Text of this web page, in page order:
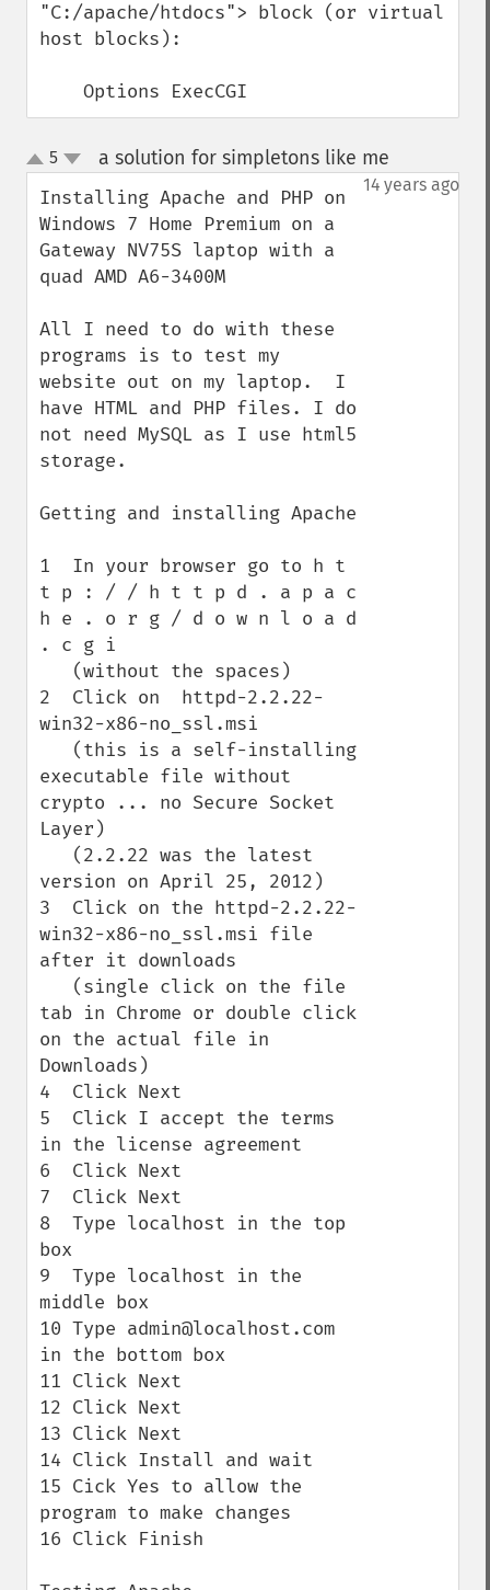
"C:/apache/htdocs"> block (or virtual
host blocks):
    Options ExecCGI
up
down
5 a solution for simpletons like me
14 years ago
Installing Apache and PHP on
Windows 7 Home Premium on a
Gateway NV75S laptop with a
quad AMD A6-3400M
All I need to do with these
programs is to test my
website out on my laptop.  I
have HTML and PHP files. I do
not need MySQL as I use html5
storage.
Getting and installing Apache
1  In your browser go to h t
t p : / / h t t p d . a p a c
h e . o r g / d o w n l o a d
. c g i
2  Click on  httpd-2.2.22-
win32-x86-no_ssl.msi
executable file without
crypto ... no Secure Socket
Layer)
version on April 25, 2012)
3  Click on the httpd-2.2.22-
win32-x86-no_ssl.msi file
after it downloads
tab in Chrome or double click
on the actual file in
Downloads)
4  Click Next
5  Click I accept the terms
in the license agreement
6  Click Next
7  Click Next
8  Type localhost in the top
box
9  Type localhost in the
middle box
10 Type admin@localhost.com
in the bottom box
11 Click Next
12 Click Next
13 Click Next
14 Click Install and wait
15 Cick Yes to allow the
program to make changes
16 Click Finish